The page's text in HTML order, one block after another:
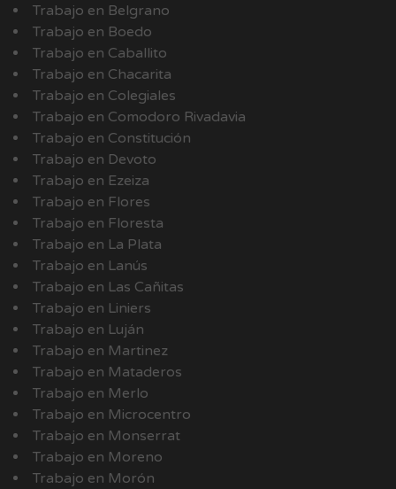
Trabajo en Belgrano
Trabajo en Boedo
Trabajo en Caballito
Trabajo en Chacarita
Trabajo en Colegiales
Trabajo en Comodoro Rivadavia
Trabajo en Constitución
Trabajo en Devoto
Trabajo en Ezeiza
Trabajo en Flores
Trabajo en Floresta
Trabajo en La Plata
Trabajo en Lanús
Trabajo en Las Cañitas
Trabajo en Liniers
Trabajo en Luján
Trabajo en Martinez
Trabajo en Mataderos
Trabajo en Merlo
Trabajo en Microcentro
Trabajo en Monserrat
Trabajo en Moreno
Trabajo en Morón